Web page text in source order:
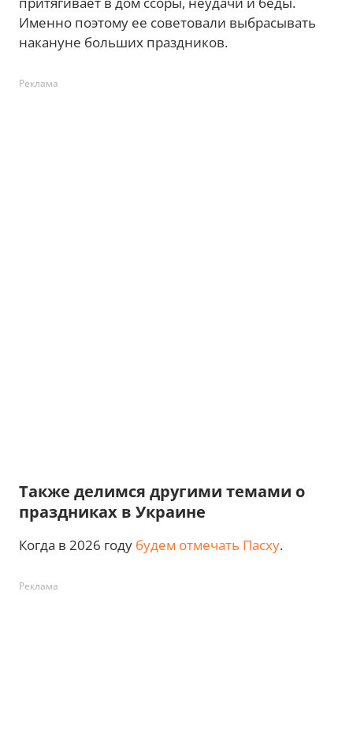
Именно поэтому ее советовали выбрасывать
накануне больших праздников.
Реклама
Также делимся другими темами о
праздниках в Украине
Когда в 2026 году будем отмечать Пасху.
Реклама